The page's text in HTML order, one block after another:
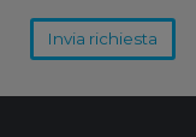
Invia richiesta